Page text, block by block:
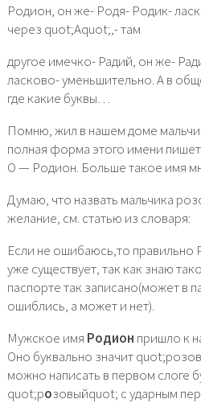
Родион, он же- Родя- Родик-
через quot;Аquot;,- там
другое имечко- Радий, он же-
ласково- уменьшительно. А в
где какие буквы…
Помню, жил в нашем доме
полная форма этого имени
О — Родион. Больше такое имя
Думаю, что назвать мальчика
желание, см. статью из словаря:
Если не ошибаюсь,то правильно
уже существует, так как знаю
паспорте так записано(может в
ошиблись, а может и нет).
Мужское имя Родион пришло к
Оно буквально значит
можно написать в первом слоге
quot;розовыйquot; с ударным